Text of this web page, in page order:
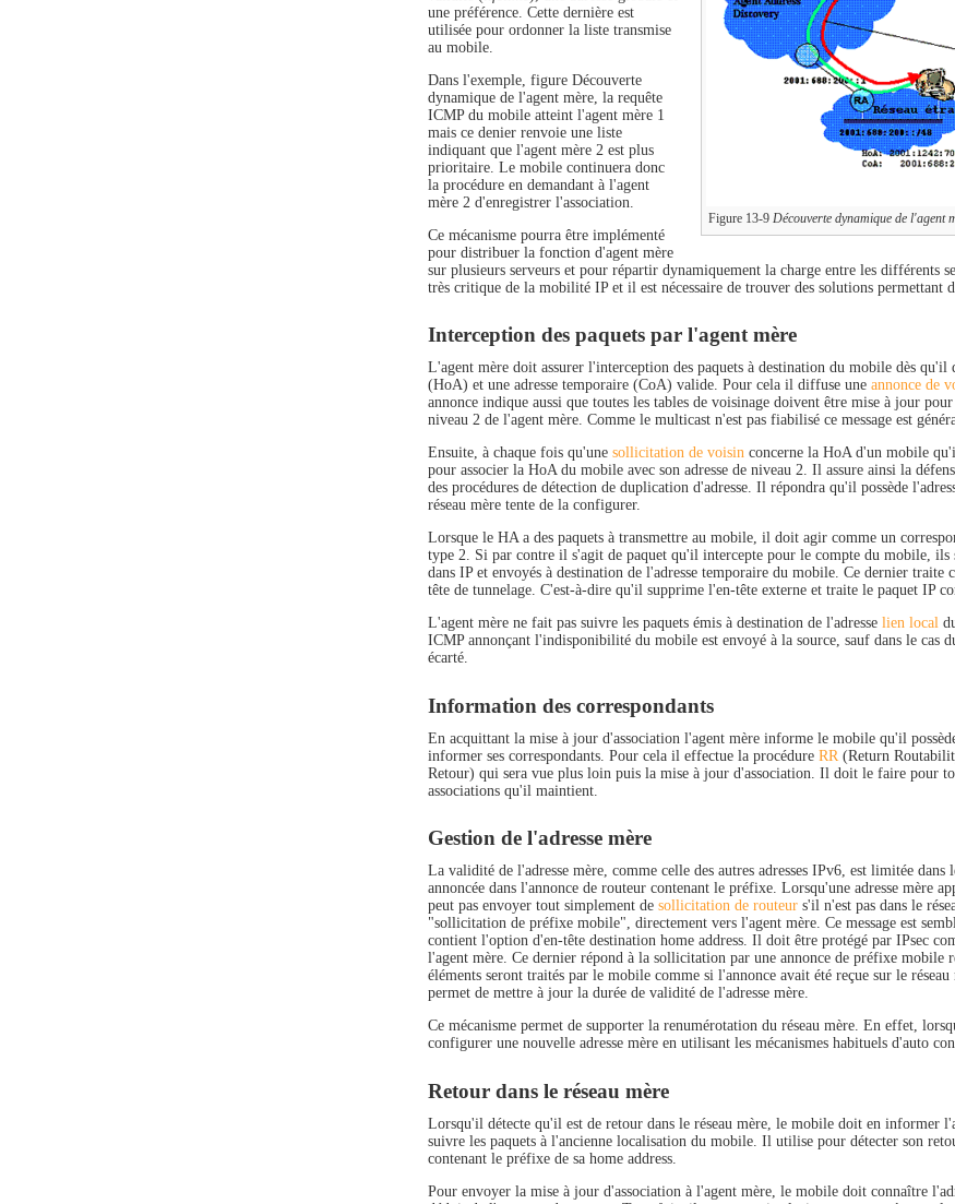
Figure 13-9 Découverte dynamique de l'agent
une préférence. Cette dernière est
utilisée pour ordonner la liste transmise
au mobile.
Dans l'exemple, figure Découverte
dynamique de l'agent mère, la requête
ICMP du mobile atteint l'agent mère 1
mais ce denier renvoie une liste
indiquant que l'agent mère 2 est plus
prioritaire. Le mobile continuera donc
la procédure en demandant à l'agent
mère 2 d'enregistrer l'association.
Ce mécanisme pourra être implémenté
pour distribuer la fonction d'agent mère
sur plusieurs serveurs et pour répartir dynamiquement la charge entre les différents
très critique de la mobilité IP et il est nécessaire de trouver des solutions permettant
Interception des paquets par l'agent mère
L'agent mère doit assurer l'interception des paquets à destination du mobile dès qu'il
(HoA) et une adresse temporaire (CoA) valide. Pour cela il diffuse une annonce de
annonce indique aussi que toutes les tables de voisinage doivent être mise à jour
niveau 2 de l'agent mère. Comme le multicast n'est pas fiabilisé ce message est
Ensuite, à chaque fois qu'une sollicitation de voisin concerne la HoA d'un mobile
pour associer la HoA du mobile avec son adresse de niveau 2. Il assure ainsi la
des procédures de détection de duplication d'adresse. Il répondra qu'il possède
réseau mère tente de la configurer.
Lorsque le HA a des paquets à transmettre au mobile, il doit agir comme un
type 2. Si par contre il s'agit de paquet qu'il intercepte pour le compte du mobile, ils
dans IP et envoyés à destination de l'adresse temporaire du mobile. Ce dernier traite
tête de tunnelage. C'est-à-dire qu'il supprime l'en-tête externe et traite le paquet IP
L'agent mère ne fait pas suivre les paquets émis à destination de l'adresse lien local
ICMP annonçant l'indisponibilité du mobile est envoyé à la source, sauf dans le cas
écarté.
Information des correspondants
En acquittant la mise à jour d'association l'agent mère informe le mobile qu'il
informer ses correspondants. Pour cela il effectue la procédure RR (Return
Retour) qui sera vue plus loin puis la mise à jour d'association. Il doit le faire pour
associations qu'il maintient.
Gestion de l'adresse mère
La validité de l'adresse mère, comme celle des autres adresses IPv6, est limitée
annoncée dans l'annonce de routeur contenant le préfixe. Lorsqu'une adresse mère
peut pas envoyer tout simplement de sollicitation de routeur s'il n'est pas dans le
"sollicitation de préfixe mobile", directement vers l'agent mère. Ce message est
contient l'option d'en-tête destination home address. Il doit être protégé par IPsec
l'agent mère. Ce dernier répond à la sollicitation par une annonce de préfixe mobile
éléments seront traités par le mobile comme si l'annonce avait été reçue sur le
permet de mettre à jour la durée de validité de l'adresse mère.
Ce mécanisme permet de supporter la renumérotation du réseau mère. En effet,
configurer une nouvelle adresse mère en utilisant les mécanismes habituels d'auto
Retour dans le réseau mère
Lorsqu'il détecte qu'il est de retour dans le réseau mère, le mobile doit en informer
suivre les paquets à l'ancienne localisation du mobile. Il utilise pour détecter son
contenant le préfixe de sa home address.
Pour envoyer la mise à jour d'association à l'agent mère, le mobile doit connaître